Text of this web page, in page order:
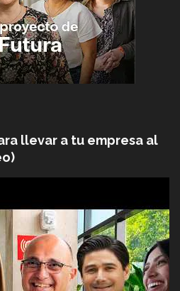
llevar a tu empresa al